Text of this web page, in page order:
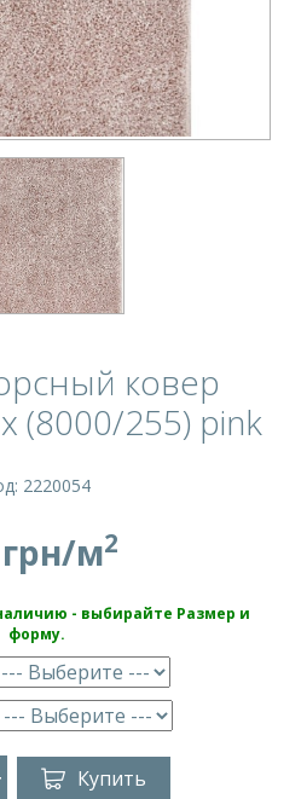
ковер
(8000/255) pink
2220054
м2
- выбирайте Размер и
форму.
Купить